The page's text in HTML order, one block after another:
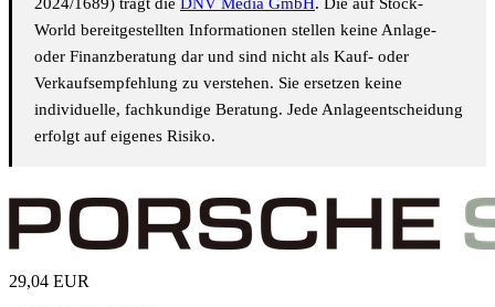
World bereitgestellten Informationen stellen keine Anlage-
oder Finanzberatung dar und sind nicht als Kauf- oder
Verkaufsempfehlung zu verstehen. Sie ersetzen keine
individuelle, fachkundige Beratung. Jede Anlageentscheidung
erfolgt auf eigenes Risiko.
29,04 EUR